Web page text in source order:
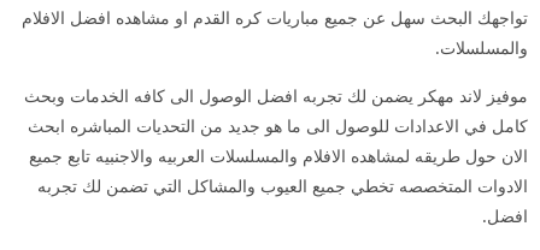
تواجهك البحث سهل عن جميع مباريات كره القدم او مشاهده افضل الافلام
والمسلسلات.
موفيز لاند مهكر يضمن لك تجربه افضل الوصول الى كافه الخدمات وبحث
كامل في الاعدادات للوصول الى ما هو جديد من التحديات المباشره ابحث
الان حول طريقه لمشاهده الافلام والمسلسلات العربيه والاجنبيه تابع جميع
الادوات المتخصصه تخطي جميع العيوب والمشاكل التي تضمن لك تجربه
افضل.